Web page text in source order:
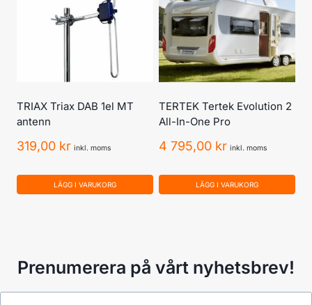
TRIAX Triax DAB 1el MT
antenn
319,00 kr inkl. moms
LÄGG I VARUKORG
TERTEK Tertek Evolution 2
All-In-One Pro
4 795,00 kr inkl. moms
LÄGG I VARUKORG
Prenumerera på vårt nyhetsbrev!